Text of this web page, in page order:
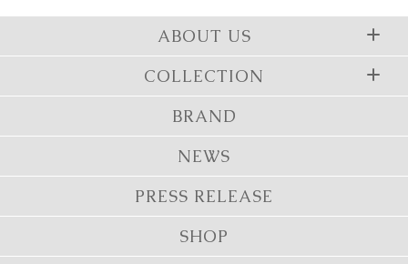
ABOUT US
COLLECTION
BRAND
NEWS
PRESS RELEASE
SHOP